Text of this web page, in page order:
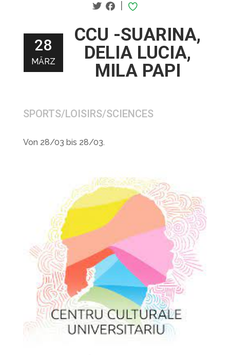
|
28
MÄRZ
CCU -SUARINA,
DELIA LUCIA,
MILA PAPI
SPORTS/LOISIRS/SCIENCES
Von 28/03 bis 28/03.